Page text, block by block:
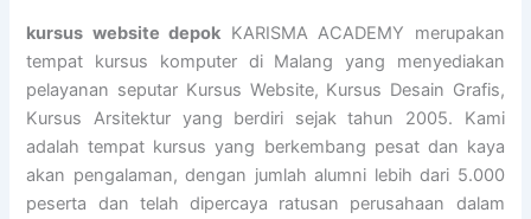
kursus website depok KARISMA ACADEMY merupakan
tempat kursus komputer di Malang yang menyediakan
pelayanan seputar Kursus Website, Kursus Desain Grafis,
Kursus Arsitektur yang berdiri sejak tahun 2005. Kami
adalah tempat kursus yang berkembang pesat dan kaya
akan pengalaman, dengan jumlah alumni lebih dari 5.000
peserta dan telah dipercaya ratusan perusahaan dalam